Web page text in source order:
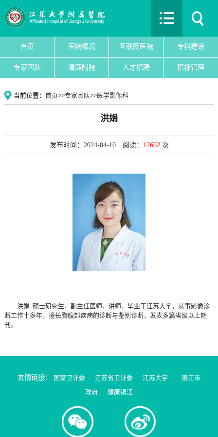
首页 医院概况 互联网医院 专科建设
专家团队 清廉附院 人才招聘 招标管理
当前位置： 首页>>专家团队>>医学影像科
洪娟
发布时间：2024-04-10 阅读： 12602 次
洪娟 硕士研究生，副主任医师，讲师，毕业于江苏大学，从事影像诊
断工作十多年，擅长胸腹部疾病的诊断与鉴别诊断，发表多篇省级以上期
刊。
友情链接： 国家卫计委 江苏省卫计委 江苏大学
镇江市
政府
健康镇江
首页
互联网医院
专科建设
党建文化
清廉附院
人才招聘